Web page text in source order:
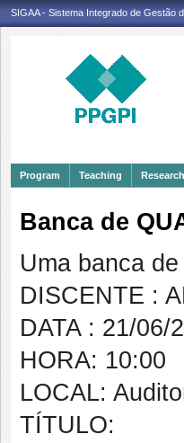
SIGAA - Sistema Integrado de Gestão
Program Teaching
Banca de
Uma banca
DISCENTE :
DATA : 21/06/
HORA: 10:00
LOCAL:
TÍTULO: